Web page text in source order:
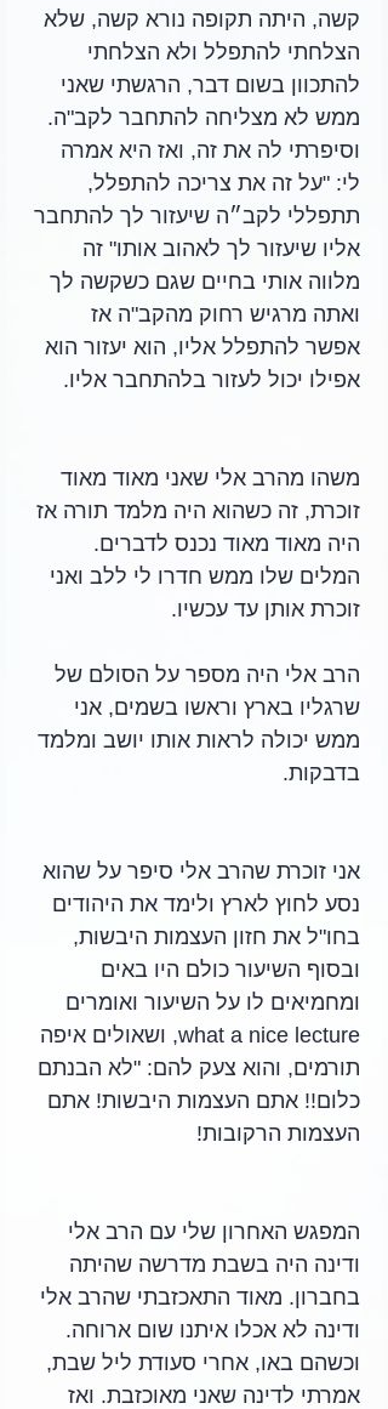
קשה, היתה תקופה נורא קשה, שלא
הצלחתי להתפלל ולא הצלחתי
להתכוון בשום דבר, הרגשתי שאני
ממש לא מצליחה להתחבר לקב"ה.
וסיפרתי לה את זה, ואז היא אמרה
לי: "על זה את צריכה להתפלל,
תתפללי לקב״ה שיעזור לך להתחבר
אליו שיעזור לך לאהוב אותו" זה
מלווה אותי בחיים שגם כשקשה לך
ואתה מרגיש רחוק מהקב"ה אז
אפשר להתפלל אליו, הוא יעזור הוא
אפילו יכול לעזור בלהתחבר אליו.
משהו מהרב אלי שאני מאוד מאוד
זוכרת, זה כשהוא היה מלמד תורה אז
היה מאוד מאוד נכנס לדברים.
המלים שלו ממש חדרו לי ללב ואני
זוכרת אותן עד עכשיו.
הרב אלי היה מספר על הסולם של
שרגליו בארץ וראשו בשמים, אני
ממש יכולה לראות אותו יושב ומלמד
בדבקות.
אני זוכרת שהרב אלי סיפר על שהוא
נסע לחוץ לארץ ולימד את היהודים
בחו"ל את חזון העצמות היבשות,
ובסוף השיעור כולם היו באים
ומחמיאים לו על השיעור ואומרים
what a nice lecture, ושאולים איפה
תורמים, והוא צעק להם: "לא הבנתם
כלום!! אתם העצמות היבשות! אתם
העצמות הרקובות!
המפגש האחרון שלי עם הרב אלי
ודינה היה בשבת מדרשה שהיתה
בחברון. מאוד התאכזבתי שהרב אלי
ודינה לא אכלו איתנו שום ארוחה.
וכשהם באו, אחרי סעודת ליל שבת,
אמרתי לדינה שאני מאוכזבת. ואז